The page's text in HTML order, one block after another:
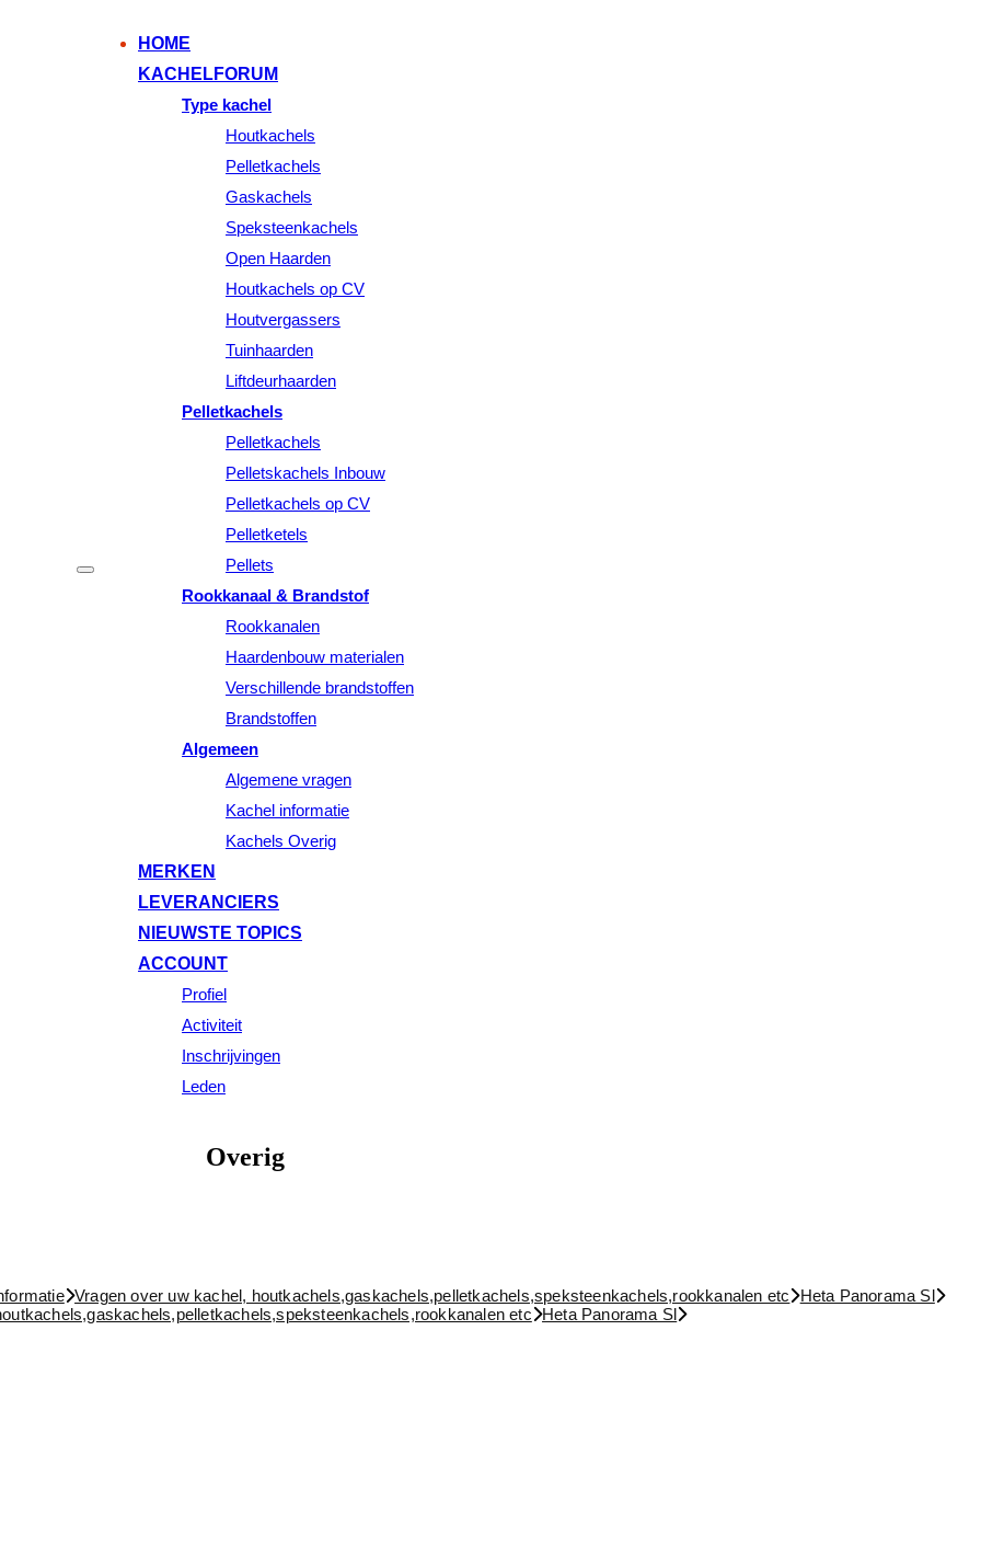
HOME
KACHELFORUM
Type kachel
Houtkachels
Pelletkachels
Gaskachels
Speksteenkachels
Open Haarden
Houtkachels op CV
Houtvergassers
Tuinhaarden
Liftdeurhaarden
Pelletkachels
Pelletkachels
Pelletskachels Inbouw
Pelletkachels op CV
Pelletketels
Pellets
Rookkanaal & Brandstof
Rookkanalen
Haardenbouw materialen
Verschillende brandstoffen
Brandstoffen
Algemeen
Algemene vragen
Kachel informatie
Kachels Overig
MERKEN
LEVERANCIERS
NIEUWSTE TOPICS
ACCOUNT
Profiel
Activiteit
Inschrijvingen
Leden
Overig
Vragen over uw kachel, houtkachels,gaskachels,pelletkachels,speksteenkachels,rookkanalen etc
Heta Panorama Sl
etc Heta Panorama Sl